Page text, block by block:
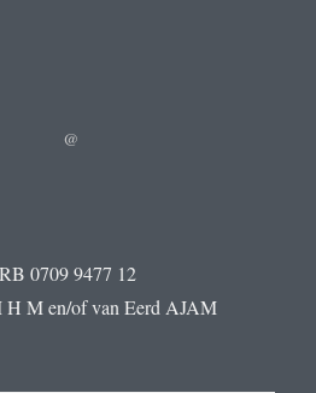
@
0709 9477 12
M en/of van Eerd AJAM